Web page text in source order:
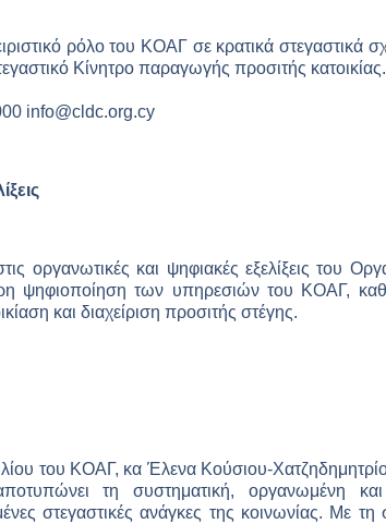
ρόλο του ΚΟΑΓ σε κρατικά στεγαστικά
Κίνητρο παραγωγής προσιτής κατοικίας.
info@cldc.org.cy
οργανωτικές και ψηφιακές εξελίξεις του
ψηφιοποίηση των υπηρεσιών του ΚΟΑΓ,
και διαχείριση προσιτής στέγης.
του ΚΟΑΓ, κα Έλενα Κούσιου-
τη συστηματική, οργανωμένη
στεγαστικές ανάγκες της κοινωνίας. Με τη